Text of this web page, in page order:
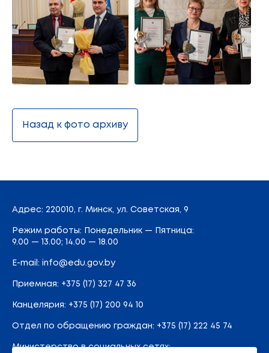
Назад к фото архиву
Адрес: 220010, г. Минск, ул. Советская, 9
Режим работы: Понедельник — Пятница:
9.00 — 13.00; 14.00 — 18.00
E-mail: info@edu.gov.by
Приемная: +375 (17) 327 47 36
Канцелярия: +375 (17) 200 94 10
Отдел по обращению граждан: +375 (17) 222 45 74
Министерство в социальных сетях: